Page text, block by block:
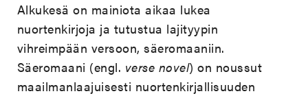
Alkukesä on mainiota aikaa lukea
nuortenkirjoja ja tutustua lajityypin
vihreimpään versoon, säeromaaniin.
Säeromaani (engl. verse novel) on noussut
maailmanlaajuisesti nuortenkirjallisuuden